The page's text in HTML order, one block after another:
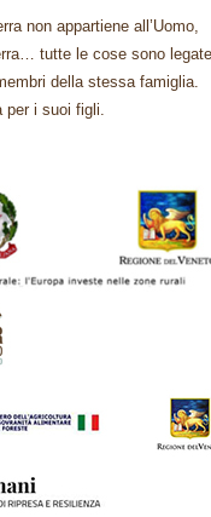
non appartiene all’Uomo,
tutte le cose sono legate
della stessa famiglia.
per i suoi figli.